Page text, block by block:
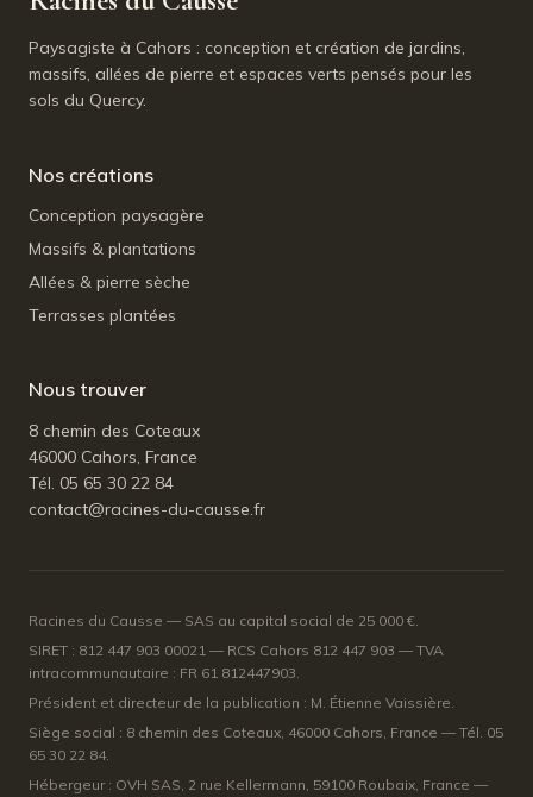
Paysagiste à Cahors : conception et création de jardins,
massifs, allées de pierre et espaces verts pensés pour les
sols du Quercy.
Nos créations
Conception paysagère
Massifs & plantations
Allées & pierre sèche
Terrasses plantées
Nous trouver
8 chemin des Coteaux
46000 Cahors, France
Tél. 05 65 30 22 84
contact@racines-du-causse.fr
Racines du Causse — SAS au capital social de 25 000 €.
SIRET : 812 447 903 00021 — RCS Cahors 812 447 903 — TVA
intracommunautaire : FR 61 812447903.
Président et directeur de la publication : M. Étienne Vaissière.
Siège social : 8 chemin des Coteaux, 46000 Cahors, France — Tél. 05
65 30 22 84.
Hébergeur : OVH SAS, 2 rue Kellermann, 59100 Roubaix, France —